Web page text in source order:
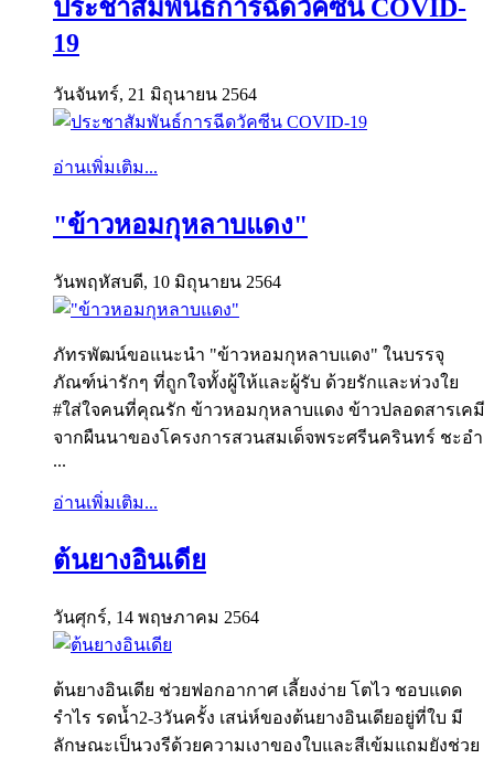
ประชาสัมพันธ์การฉีดวัคซีน COVID-
19
วันจันทร์, 21 มิถุนายน 2564
อ่านเพิ่มเติม...
"ข้าวหอมกุหลาบแดง"
วันพฤหัสบดี, 10 มิถุนายน 2564
ภัทรพัฒน์ขอแนะนำ "ข้าวหอมกุหลาบแดง" ในบรรจุ
ภัณฑ์น่ารักๆ ที่ถูกใจทั้งผู้ให้และผู้รับ ด้วยรักและห่วงใย
#ใส่ใจคนที่คุณรัก ข้าวหอมกุหลาบแดง ข้าวปลอดสารเคมี
จากผืนนาของโครงการสวนสมเด็จพระศรีนครินทร์ ชะอำ
...
อ่านเพิ่มเติม...
ต้นยางอินเดีย
วันศุกร์, 14 พฤษภาคม 2564
ต้นยางอินเดีย ช่วยฟอกอากาศ เลี้ยงง่าย โตไว ชอบแดด
รำไร รดน้ำ2-3วันครั้ง เสน่ห์ของต้นยางอินเดียอยู่ที่ใบ มี
ลักษณะเป็นวงรีด้วยความเงาของใบและสีเข้มแถมยังช่วย